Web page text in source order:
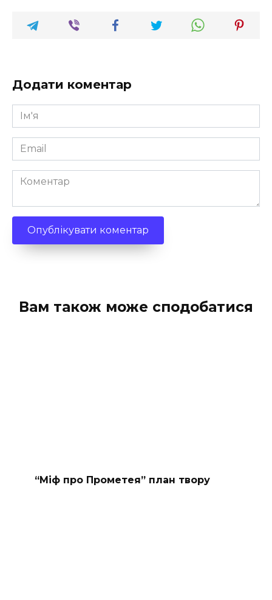
Додати коментар
Ім'я
*
Email
*
Коментар
Вам також може сподобатися
“Міф про Прометея” план твору